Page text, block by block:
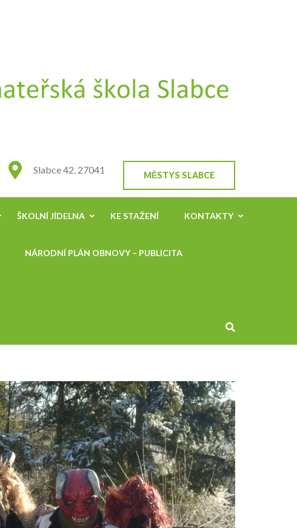
MĚSTYS SLABCE
Slabce 42, 27041
ŠKOLNÍ JÍDELNA KE STAŽENÍ KONTAKTY
NÁRODNÍ PLÁN OBNOVY – PUBLICITA